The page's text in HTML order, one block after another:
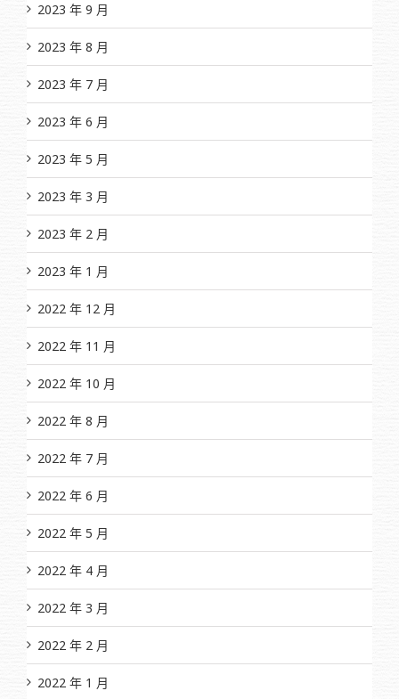
2023 年 9 月
2023 年 8 月
2023 年 7 月
2023 年 6 月
2023 年 5 月
2023 年 3 月
2023 年 2 月
2023 年 1 月
2022 年 12 月
2022 年 11 月
2022 年 10 月
2022 年 8 月
2022 年 7 月
2022 年 6 月
2022 年 5 月
2022 年 4 月
2022 年 3 月
2022 年 2 月
2022 年 1 月